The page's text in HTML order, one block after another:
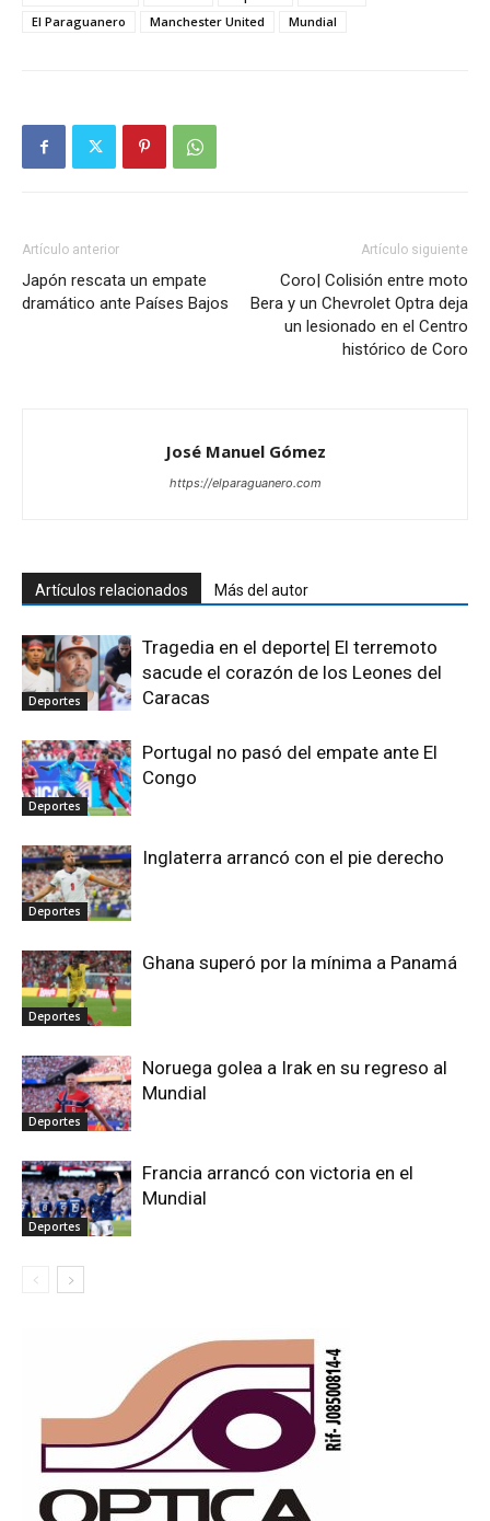
El Paraguanero
Manchester United Mundial
Artículo anterior
Japón rescata un empate
dramático ante Países Bajos
Artículo siguiente
Coro| Colisión entre moto
Bera y un Chevrolet Optra deja
un lesionado en el Centro
histórico de Coro
José Manuel Gómez
https://elparaguanero.com
Artículos relacionados Más del autor
Deportes
Tragedia en el deporte| El terremoto
sacude el corazón de los Leones del
Caracas
Deportes
Portugal no pasó del empate ante El
Congo
Deportes
Inglaterra arrancó con el pie derecho
Deportes
Ghana superó por la mínima a Panamá
Deportes
Noruega golea a Irak en su regreso al
Mundial
Deportes
Francia arrancó con victoria en el
Mundial